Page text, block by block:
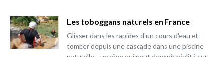
Les toboggans naturels en France
Glisser dans les rapides d'un cours d'eau et
tomber depuis une cascade dans une piscine